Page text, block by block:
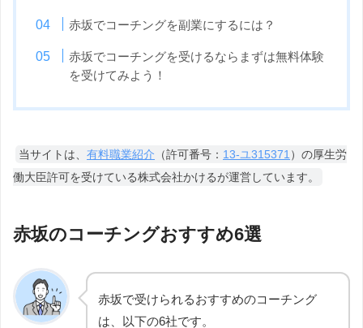
赤坂でコーチングを副業にするには？
赤坂でコーチングを受けるならまずは無料体験
を受けてみよう！
当サイトは、有料職業紹介 （許可番号： 13-ユ315371 ）の厚生労
働大臣許可を受けている株式会社かけるが運営しています。
赤坂のコーチングおすすめ6選
赤坂で受けられるおすすめのコーチング
は、以下の6社です。